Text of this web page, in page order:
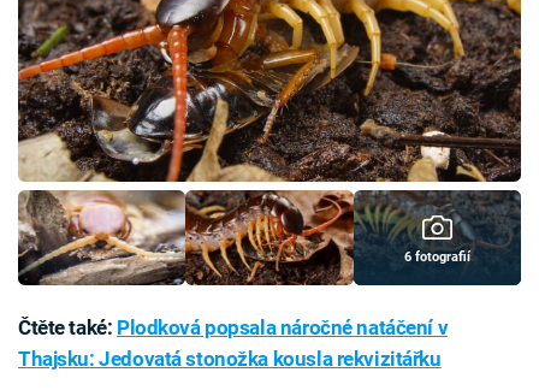
6 fotografií
Čtěte také: Plodková popsala náročné natáčení v
Thajsku: Jedovatá stonožka kousla rekvizitářku